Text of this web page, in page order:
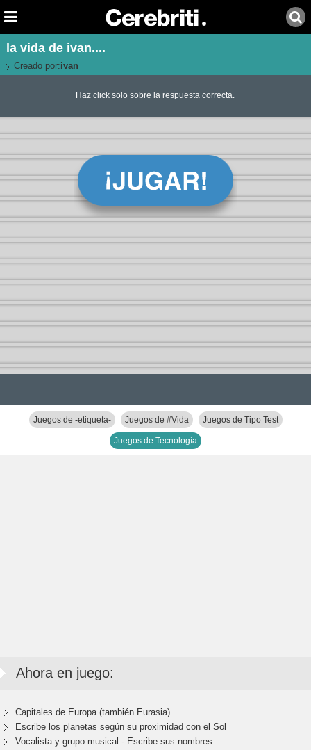
la vida de ivan....
Creado por:ivan
Haz click solo sobre la respuesta correcta.
Juegos de -etiqueta- Juegos de #Vida Juegos de Tipo Test
Juegos de Tecnología
Ahora en juego:
Capitales de Europa (también Eurasia)
Escribe los planetas según su proximidad con el Sol
Vocalista y grupo musical - Escribe sus nombres